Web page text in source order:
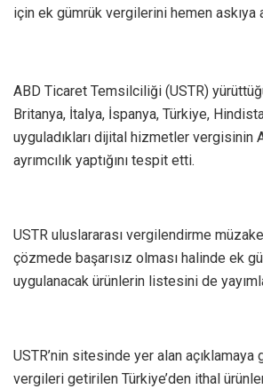
için ek gümrük vergilerini hemen askıya
ABD Ticaret Temsilciliği (USTR)
Britanya, İtalya, İspanya, Türkiye,
uyguladıkları dijital hizmetler vergisinin
ayrımcılık yaptığını tespit etti.
USTR uluslararası vergilendirme
çözmede başarısız olması halinde ek
uygulanacak ürünlerin listesini de
USTR’nin sitesinde yer alan açıklamaya
vergileri getirilen Türkiye’den ithal